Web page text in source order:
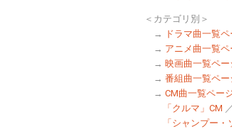
＜カテゴリ別＞
→
ドラマ曲一覧ペ
→ アニメ曲一覧ペ
→ 映画曲一覧ペー
→ 番組曲一覧ペー
→ CM曲一覧ペー
「クルマ」CM ／
「シャンプー・